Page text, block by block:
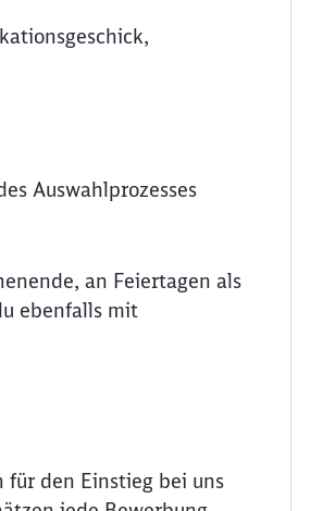
Auswahlprozesses
an Feiertagen als
ebenfalls mit
für den Einstieg bei uns
Weiter